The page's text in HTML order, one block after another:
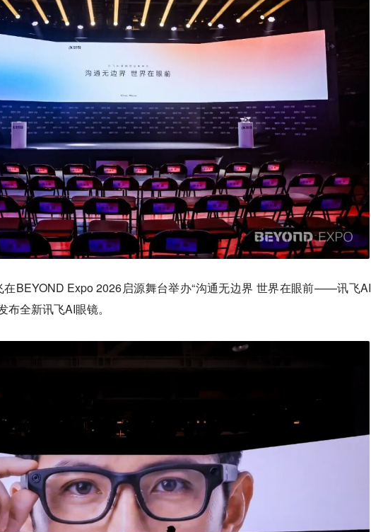
BEYOND Expo 2026启源舞台举办“沟通无边界 世界在眼前——讯飞AI
布全新讯飞AI眼镜。